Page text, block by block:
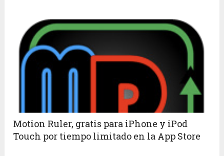
Motion Ruler, gratis para iPhone y iPod
Touch por tiempo limitado en la App Store